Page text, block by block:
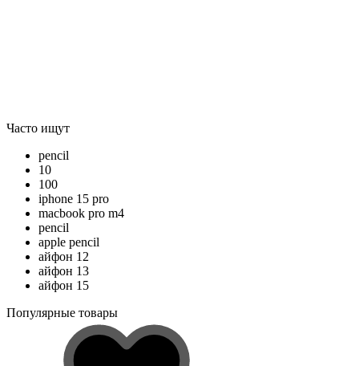
Часто ищут
pencil
10
100
iphone 15 pro
macbook pro m4
pencil
apple pencil
айфон 12
айфон 13
айфон 15
Популярные товары